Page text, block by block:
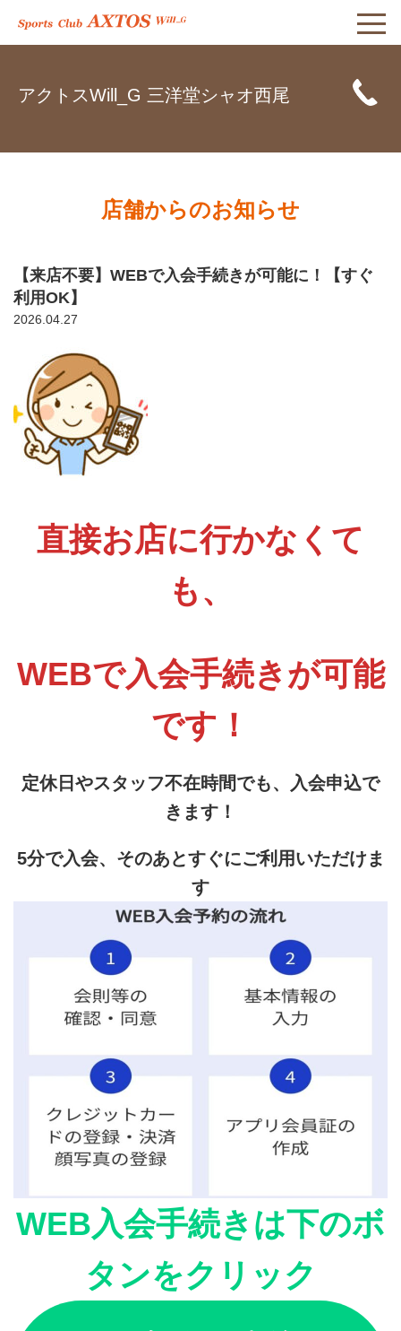
アクトスWill_G 三洋堂シャオ西尾
店舗からのお知らせ
【来店不要】WEBで入会手続きが可能に！【すぐ
利用OK】
2026.04.27
直接お店に行かなくて
も、
WEBで入会手続きが可能
です！
定休日やスタッフ不在時間でも、入会申込で
きます！
5分で入会、そのあとすぐにご利用いただけま
す
WEB入会手続きは下のボ
タンをクリック